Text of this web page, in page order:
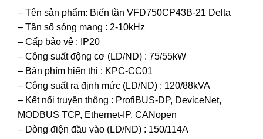
– Tên sản phẩm: Biến tần VFD750CP43B-21 Delta
– Tần số sóng mang : 2-10kHz
– Cấp bảo vệ : IP20
– Công suất động cơ (LD/ND) : 75/55kW
– Bàn phím hiển thị : KPC-CC01
– Công suất ra định mức (LD/ND) : 120/88kVA
– Kết nối truyền thông : ProfiBUS-DP, DeviceNet,
MODBUS TCP, Ethernet-IP, CANopen
– Dòng điện đầu vào (LD/ND) : 150/114A